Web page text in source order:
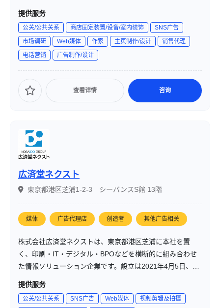
領域を対象に、店舗やサービス業の「おもてなし」をデザ
立され、プロデュース・コンサルティング・アウトソーシ
ングを通じて、サービス業に関わる“場”と“時間”のデザイン
支援を行っています。
提供服务
公关/公共关系 商店固定装置/设备/室内装饰
SNS广告
市场调研
Web媒体 作家 主页制作/设计
销售代理
电话营销
广告制作/设计
查看详情 咨询
広済堂ネクスト
東京都港区芝浦1-2-3 シーバンスS館 13階
媒体 广告代理店 创造者 其他广告相关
株式会社広済堂ネクストは、東京都港区芝浦に本社を置
く、印刷・IT・デジタル・BPOなどを横断的に組み合わせ
た情報ソリューション企業です。設立は2021年4月5日、資
本金1億円、従業員数470名（2023年4月1日時点）です。多
BPO」の組み合わせによって、顧客の事業成長を支えるソ
提供服务
公关/公共关系 SNS广告 Web媒体
视频剪辑及拍摄